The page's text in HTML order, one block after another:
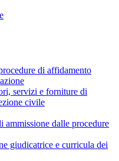
di affidamento
servizi e forniture di
civile
ammissione dalle procedure
giudicatrice e curricula dei